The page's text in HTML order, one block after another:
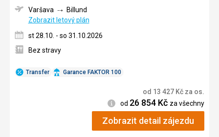
Transfer Garance FAKTOR 100
Varšava
Billund
Zobrazit letový plán
st 28.10. - so 31.10.2026
Bez stravy
od 13 427 Kč za os.
Informace
od 26 854 Kč za všechny
Zobrazit detail zájezdu